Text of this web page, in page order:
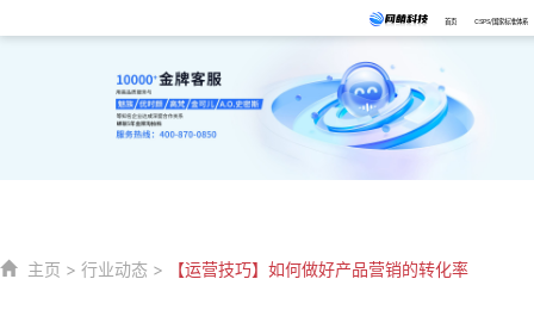
首页 CSPS/国家标准体系
主页 > 行业动态 > 【运营技巧】如何做好产品营销的转化率